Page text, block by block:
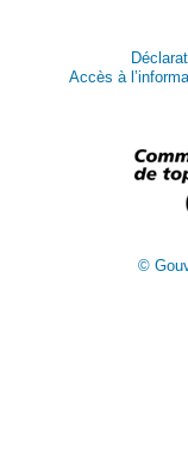
Accès à
©